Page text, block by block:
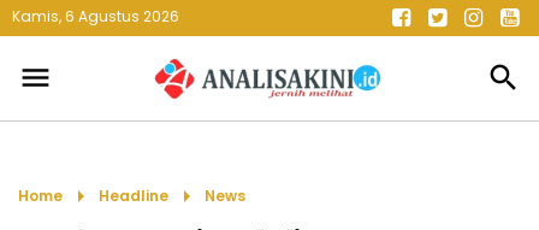
Kamis, 6 Agustus 2026
menu search
Home arrow_right Headline arrow_right News